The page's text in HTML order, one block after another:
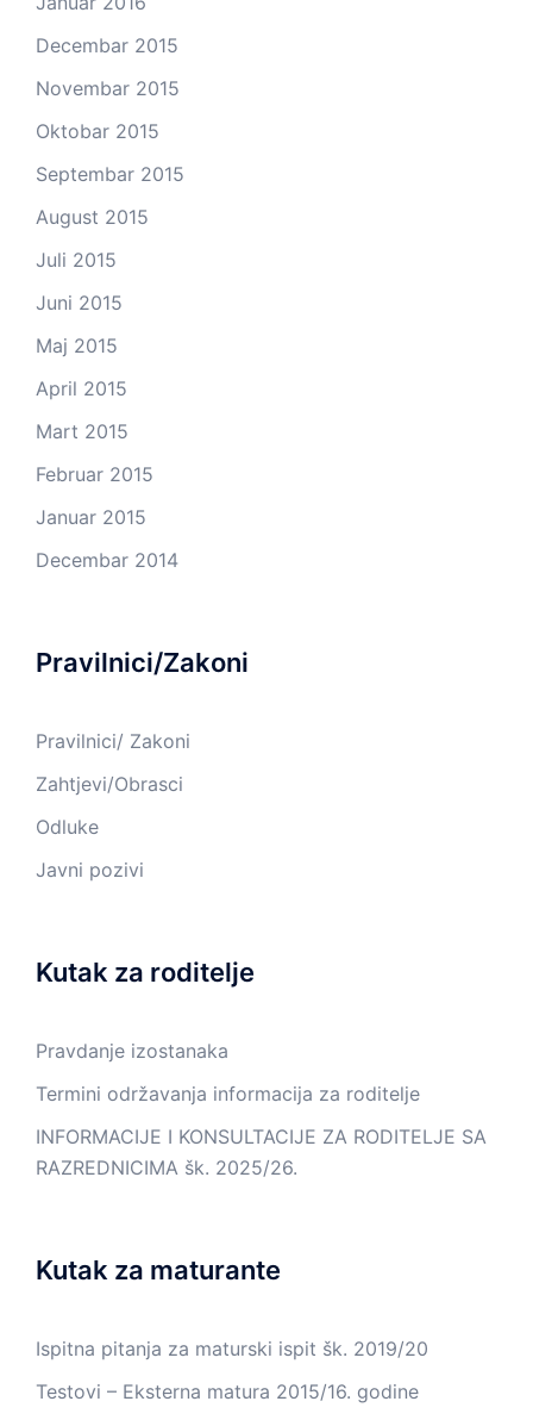
Decembar 2015
Novembar 2015
Oktobar 2015
Septembar 2015
August 2015
Juli 2015
Juni 2015
Maj 2015
April 2015
Mart 2015
Februar 2015
Januar 2015
Decembar 2014
Pravilnici/Zakoni
Pravilnici/ Zakoni
Zahtjevi/Obrasci
Odluke
Javni pozivi
Kutak za roditelje
Pravdanje izostanaka
Termini održavanja informacija za roditelje
INFORMACIJE I KONSULTACIJE ZA RODITELJE SA
RAZREDNICIMA šk. 2025/26.
Kutak za maturante
Ispitna pitanja za maturski ispit šk. 2019/20
Testovi – Eksterna matura 2015/16. godine